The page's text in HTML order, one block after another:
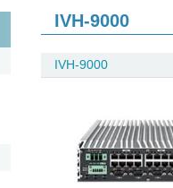
IVH-9000
IVH-9000